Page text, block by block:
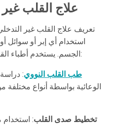
علاج القلب
تعريف علاج القلب غير
استخدام أي إبر أو سوائل
الجسم. يستخدم أطباء القلب غير التدخلي تقنيات مثل:
طب القلب النووي: دراسة
الوعائية بواسطة أنواع
تخطيط صدى القلب: